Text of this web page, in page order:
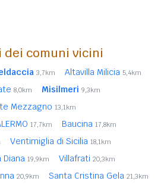
comuni vicini
3,7km Altavilla Milicia 5,4km
8,0km Misilmeri 9,3km
Mezzagno 13,1km
17,7km Baucina 17,8km
Ventimiglia di Sicilia 18,1km
Diana 19,9km Villafrati 20,3km
20,9km Santa Cristina Gela 21,3km